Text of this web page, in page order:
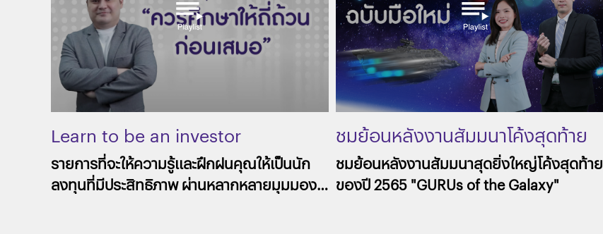
Learn to be an investor
รายการที่จะให้ความรู้และฝึกฝนคุณให้เป็นนัก
ลงทุนที่มีประสิทธิภาพ ผ่านหลากหลายมุมมอง
ชมย้อนหลังงานสัมมนาโค้งสุดท้าย
ของปี 2565 "GURUs of the
Galaxy"
ชมย้อนหลังงานสัมมนาสุดยิ่งใหญ่โค้งสุดท้าย
ของปี 2565 "GURUs of the Galaxy"